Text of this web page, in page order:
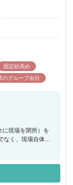
固定給高め
のグループ会社
に現場を閉所）を
なく、現場自体を
長時間労働改善
業環境を保ってい